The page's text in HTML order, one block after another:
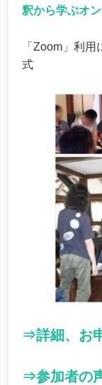
釈から学ぶオ
「Zoom」利
式
⇒詳細、お
⇒参加者の